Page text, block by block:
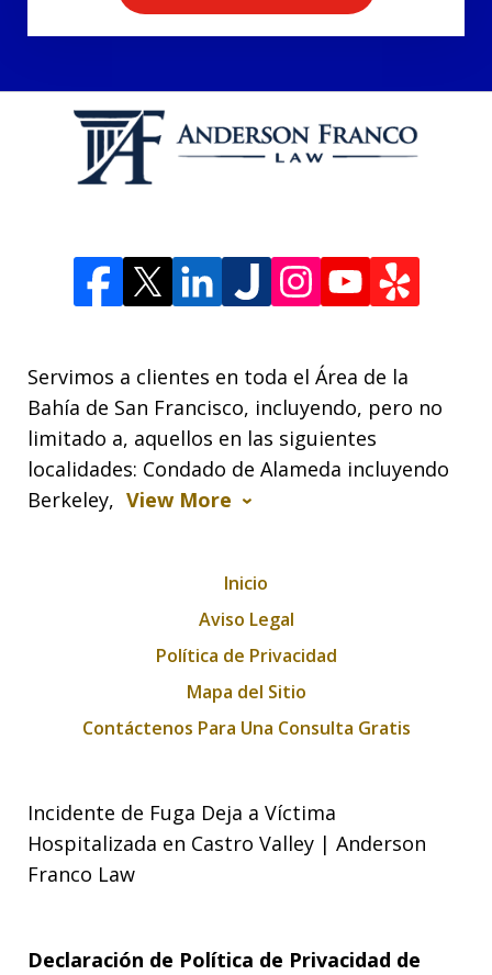
Servimos a clientes en toda el Área de la
Bahía de San Francisco, incluyendo, pero no
limitado a, aquellos en las siguientes
localidades: Condado de Alameda incluyendo
Berkeley, View More
Inicio
Aviso Legal
Política de Privacidad
Mapa del Sitio
Contáctenos Para Una Consulta Gratis
Incidente de Fuga Deja a Víctima
Hospitalizada en Castro Valley | Anderson
Franco Law
Declaración de Política de Privacidad de